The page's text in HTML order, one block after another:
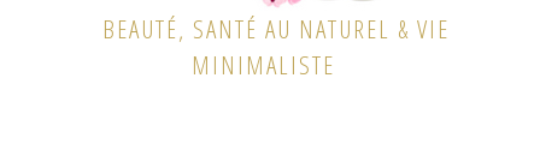
BEAUTÉ, SANTÉ AU NATUREL & VIE
MINIMALISTE